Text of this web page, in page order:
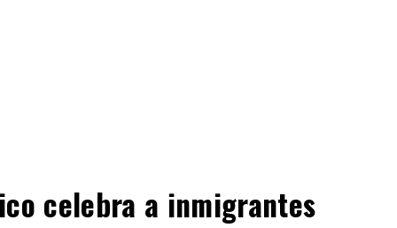
celebra a inmigrantes